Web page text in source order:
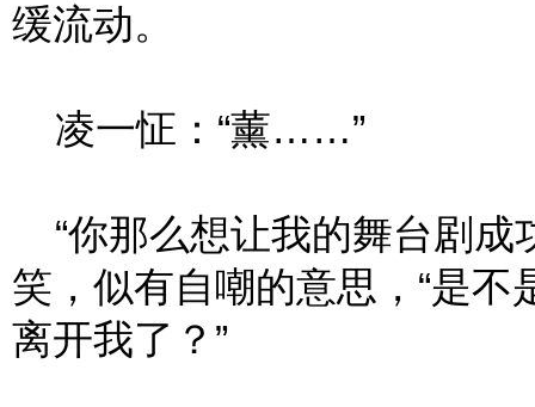
缓流动。
凌一怔：“薰……”
“你那么想让我的舞台剧成
笑，似有自嘲的意思，“是
离开我了？”